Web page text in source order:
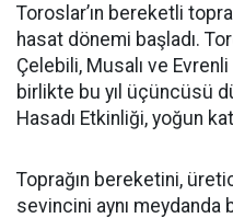
Toroslar’ın bereketli
hasat dönemi başladı.
Çelebili, Musalı ve
birlikte bu yıl üçüncüsü
Hasadı Etkinliği, yoğun
Toprağın bereketini,
sevincini aynı